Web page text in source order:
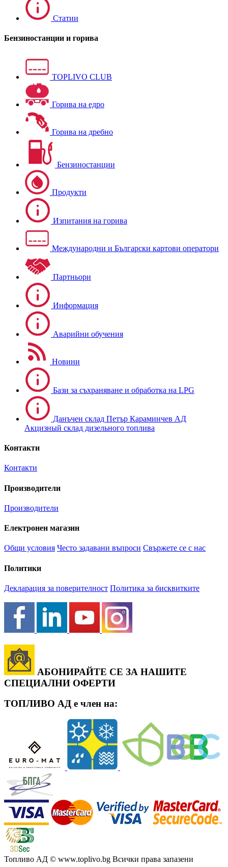
Статии
Бензиностанции и горива
TOPLIVO CLUB
Горива на едро
Горива на дребно
Бензиностанции
Продукти
Изпитания на горива
Международни и Български картови оператори
Партньори
Информация
Аварийни обучения
Новини
Бази за съхраняване и обработка на LPG
Данъчен склад Петър Караминчев АД
Акцизный склад дизельного топлива
Контакти
Контакти
Производители
Производители
Електронен магазин
Общи условия Често задавани въпроси Свържете се с нас
Политики
Декларация за поверителност Политика за бисквитките
АБОНИРАЙТЕ СЕ ЗА НАШИТЕ
СПЕЦИАЛНИ ОФЕРТИ
ТОПЛИВО АД е член на:
Топливо АД © www.toplivo.bg Всички права запазени